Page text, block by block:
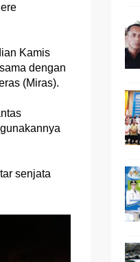
Kamis
dengan
(Miras).
senjata